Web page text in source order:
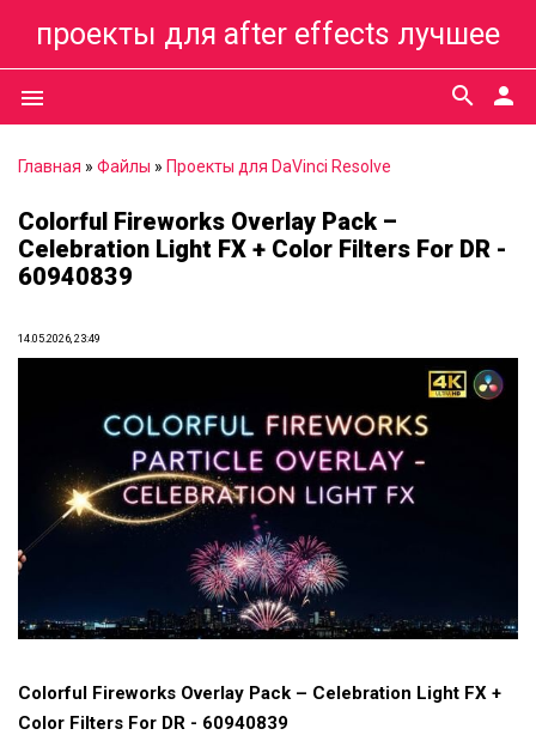
проекты для after effects лучшее
menu person
search
Главная » Файлы » Проекты для DaVinci Resolve
Colorful Fireworks Overlay Pack –
Celebration Light FX + Color Filters For DR -
60940839
14.05.2026, 23:49
Colorful Fireworks Overlay Pack – Celebration Light FX +
Color Filters For DR - 60940839